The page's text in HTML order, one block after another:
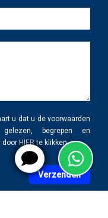
u dat u de voorwaarden
begrepen en
HIER te klikken.
Verzenden